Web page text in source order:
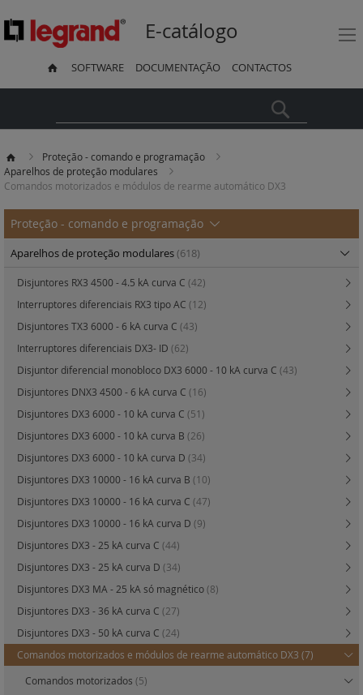
E-catálogo
SOFTWARE DOCUMENTAÇÃO CONTACTOS
Proteção - comando e programação
Aparelhos de proteção modulares
Comandos motorizados e módulos de rearme automático DX3
Proteção - comando e programação
Aparelhos de proteção modulares(618)
Disjuntores RX3 4500 - 4.5 kA curva C (42)
Interruptores diferenciais RX3 tipo AC (12)
Disjuntores TX3 6000 - 6 kA curva C (43)
Interruptores diferenciais DX3- ID (62)
Disjuntor diferencial monobloco DX3 6000 - 10 kA curva C (43)
Disjuntores DNX3 4500 - 6 kA curva C (16)
Disjuntores DX3 6000 - 10 kA curva C (51)
Disjuntores DX3 6000 - 10 kA curva B (26)
Disjuntores DX3 6000 - 10 kA curva D (34)
Disjuntores DX3 10000 - 16 kA curva B (10)
Disjuntores DX3 10000 - 16 kA curva C (47)
Disjuntores DX3 10000 - 16 kA curva D (9)
Disjuntores DX3 - 25 kA curva C (44)
Disjuntores DX3 - 25 kA curva D (34)
Disjuntores DX3 MA - 25 kA só magnético(8)
Disjuntores DX3 - 36 kA curva C (27)
Disjuntores DX3 - 50 kA curva C (24)
Comandos motorizados e módulos de rearme automático DX3 (7)
Comandos motorizados (5)